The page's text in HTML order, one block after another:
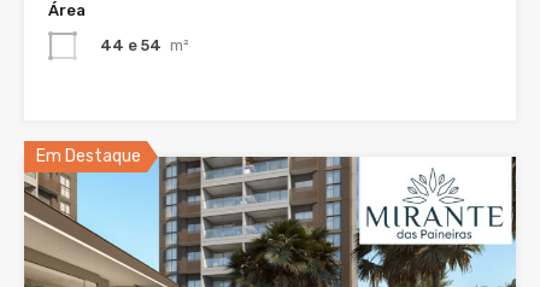
Área
44 e 54 m²
Em Destaque